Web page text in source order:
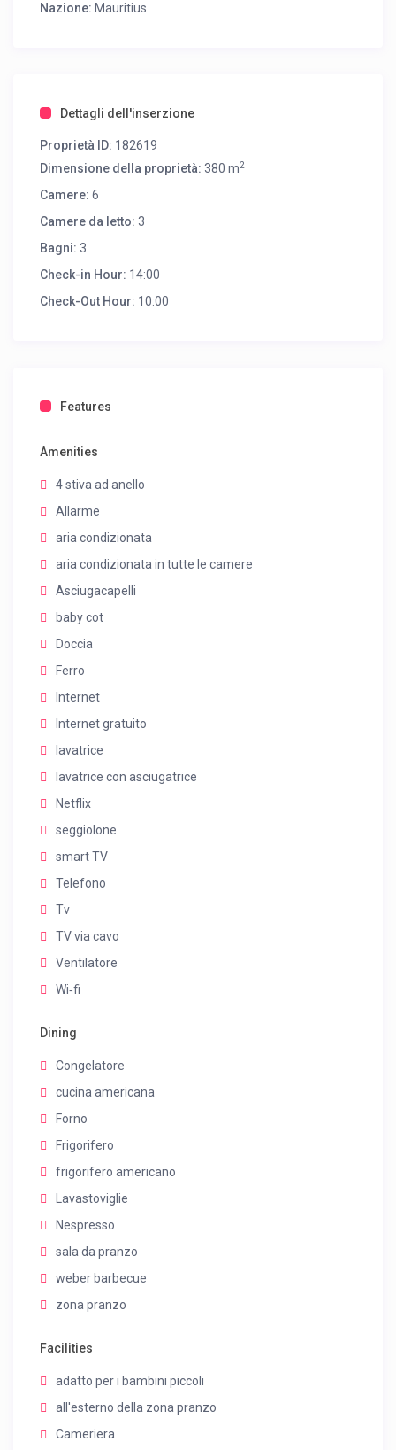
Nazione: Mauritius
Dettagli dell'inserzione
Proprietà ID: 182619
Dimensione della proprietà: 380 m2
Camere: 6
Camere da letto: 3
Bagni: 3
Check-in Hour: 14:00
Check-Out Hour: 10:00
Features
Amenities
4 stiva ad anello
Allarme
aria condizionata
aria condizionata in tutte le camere
Asciugacapelli
baby cot
Doccia
Ferro
Internet
Internet gratuito
lavatrice
lavatrice con asciugatrice
Netflix
seggiolone
smart TV
Telefono
Tv
TV via cavo
Ventilatore
Wi‑fi
Dining
Congelatore
cucina americana
Forno
Frigorifero
frigorifero americano
Lavastoviglie
Nespresso
sala da pranzo
weber barbecue
zona pranzo
Facilities
adatto per i bambini piccoli
all'esterno della zona pranzo
Cameriera